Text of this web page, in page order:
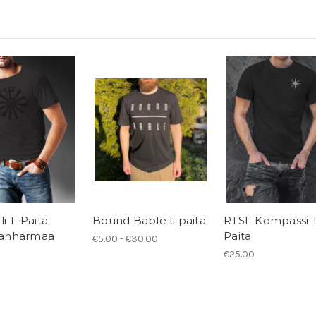
T-Paita
Bound Bable t-paita
€5.00 - €30.00
RTSF Kompassi
Paita
€25.00